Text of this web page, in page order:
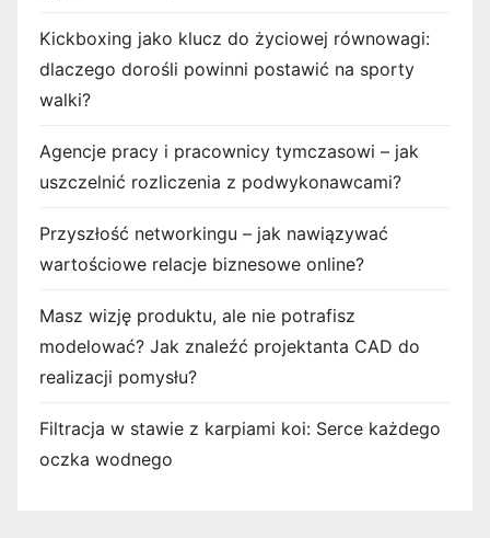
Kickboxing jako klucz do życiowej równowagi:
dlaczego dorośli powinni postawić na sporty
walki?
Agencje pracy i pracownicy tymczasowi – jak
uszczelnić rozliczenia z podwykonawcami?
Przyszłość networkingu – jak nawiązywać
wartościowe relacje biznesowe online?
Masz wizję produktu, ale nie potrafisz
modelować? Jak znaleźć projektanta CAD do
realizacji pomysłu?
Filtracja w stawie z karpiami koi: Serce każdego
oczka wodnego